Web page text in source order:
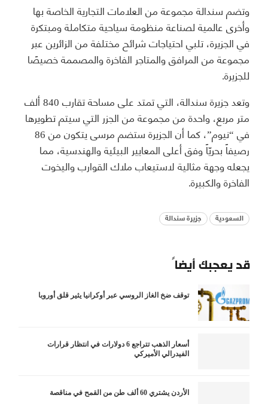
وتضم سندالة مجموعة من العلامات التجارية الخاصة بها
وأخرى عالمية لصناعة منظومة سياحية متكاملة ومبتكرة
في الجزيرة، تلبي احتياجات شرائح مختلفة من الزائرين عبر
مجموعة من المرافق والمتاجر الفاخرة والمصممة خصيصًا
للجزيرة.
وتعد جزيرة سندالة، التي تمتد على مساحة تقارب 840 ألف
متر مربع، واحدة من مجموعة من الجزر التي سيتم تطويرها
في “نيوم”، كما أن الجزيرة ستضم مرسى يتكون من 86
رصيفاً بحريّاً وفق أعلى المعايير البيئية والهندسية، مما
يجعله وجهة مثالية لاستيعاب ملاك القوارب واليخوت
الفاخرة والكبيرة.
السعودية جزيرة سندالة
قد يعجبك أيضاً
توقف ضخ الغاز الروسي عبر أوكرانيا يثير قلق أوروبا
أسعار الذهب تتراجع 6 دولارات في انتظار قرارات
الفيدرالي الأميركي
الأردن يشتري 60 ألف طن من القمح في مناقصة